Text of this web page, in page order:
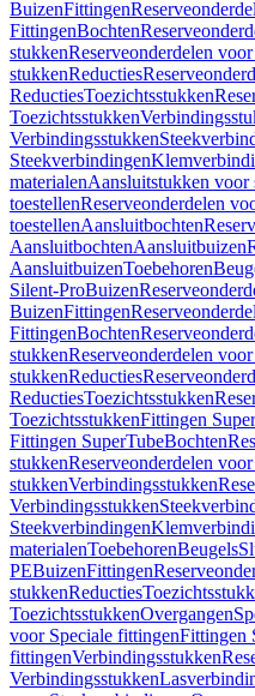
BuizenFittingen
FittingenBochten
stukkenReserveonderdelen
stukkenReducties
ReductiesToezichtsstukken
Toezichtsstukken
Verbindingsstukken
Steekverbindingen
materialenAansluitstukken voor
toestellenReserveonderdelen
toestellenAansluitbochten
AansluitbochtenAansluitbuizen
AansluitbuizenToebehoren
Silent-ProBuizen
BuizenFittingen
FittingenBochten
stukkenReserveonderdelen
stukkenReducties
ReductiesToezichtsstukken
ToezichtsstukkenFittingen
Fittingen SuperTubeBochten
stukkenReserveonderdelen
stukkenVerbindingsstukken
Verbindingsstukken
Steekverbindingen
materialenToebehorenBeugels
PEBuizenFittingen
stukkenReducties
ToezichtsstukkenOvergangen
voor Speciale fittingenFittingen
fittingenVerbindingsstukken
Verbindingsstukken